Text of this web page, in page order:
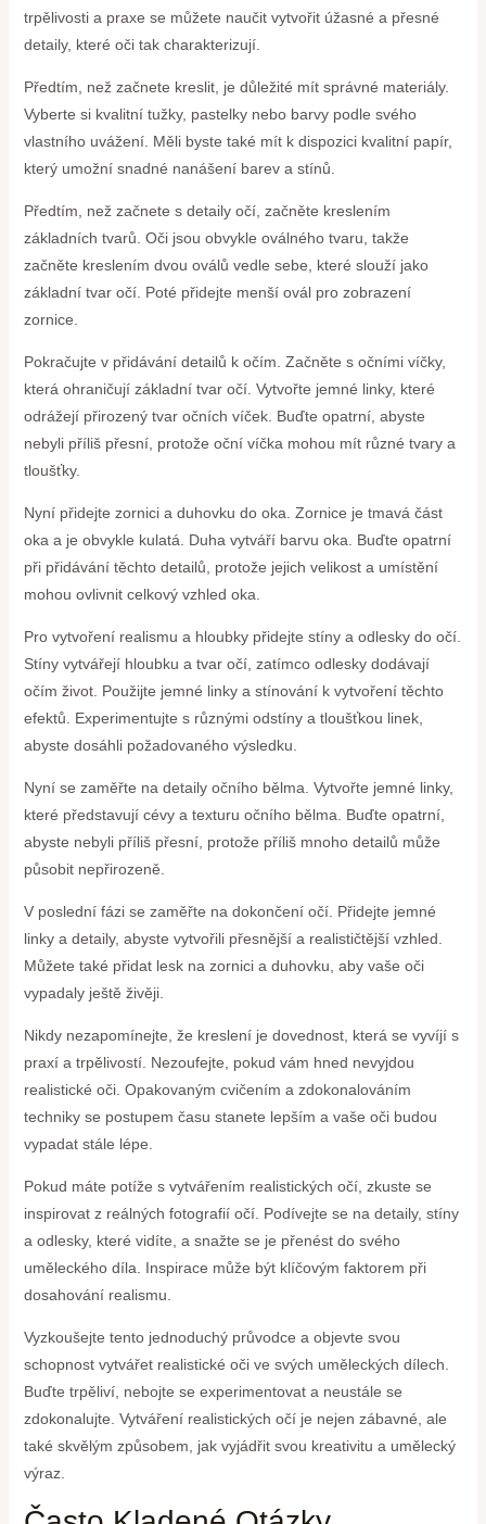
trpělivosti a praxe se můžete naučit vytvořit úžasné a přesné
detaily, které oči tak charakterizují.
Předtím, než začnete kreslit, je důležité mít správné materiály.
Vyberte si kvalitní tužky, pastelky nebo barvy podle svého
vlastního uvážení. Měli byste také mít k dispozici kvalitní papír,
který umožní snadné nanášení barev a stínů.
Předtím, než začnete s detaily očí, začněte kreslením
základních tvarů. Oči jsou obvykle oválného tvaru, takže
začněte kreslením dvou oválů vedle sebe, které slouží jako
základní tvar očí. Poté přidejte menší ovál pro zobrazení
zornice.
Pokračujte v přidávání detailů k očím. Začněte s očními víčky,
která ohraničují základní tvar očí. Vytvořte jemné linky, které
odrážejí přirozený tvar očních víček. Buďte opatrní, abyste
nebyli příliš přesní, protože oční víčka mohou mít různé tvary a
tloušťky.
Nyní přidejte zornici a duhovku do oka. Zornice je tmavá část
oka a je obvykle kulatá. Duha vytváří barvu oka. Buďte opatrní
při přidávání těchto detailů, protože jejich velikost a umístění
mohou ovlivnit celkový vzhled oka.
Pro vytvoření realismu a hloubky přidejte stíny a odlesky do očí.
Stíny vytvářejí hloubku a tvar očí, zatímco odlesky dodávají
očím život. Použijte jemné linky a stínování k vytvoření těchto
efektů. Experimentujte s různými odstíny a tloušťkou linek,
abyste dosáhli požadovaného výsledku.
Nyní se zaměřte na detaily očního bělma. Vytvořte jemné linky,
které představují cévy a texturu očního bělma. Buďte opatrní,
abyste nebyli příliš přesní, protože příliš mnoho detailů může
působit nepřirozeně.
V poslední fázi se zaměřte na dokončení očí. Přidejte jemné
linky a detaily, abyste vytvořili přesnější a realističtější vzhled.
Můžete také přidat lesk na zornici a duhovku, aby vaše oči
vypadaly ještě živěji.
Nikdy nezapomínejte, že kreslení je dovednost, která se vyvíjí s
praxí a trpělivostí. Nezoufejte, pokud vám hned nevyjdou
realistické oči. Opakovaným cvičením a zdokonalováním
techniky se postupem času stanete lepším a vaše oči budou
vypadat stále lépe.
Pokud máte potíže s vytvářením realistických očí, zkuste se
inspirovat z reálných fotografií očí. Podívejte se na detaily, stíny
a odlesky, které vidíte, a snažte se je přenést do svého
uměleckého díla. Inspirace může být klíčovým faktorem při
dosahování realismu.
Vyzkoušejte tento jednoduchý průvodce a objevte svou
schopnost vytvářet realistické oči ve svých uměleckých dílech.
Buďte trpěliví, nebojte se experimentovat a neustále se
zdokonalujte. Vytváření realistických očí je nejen zábavné, ale
také skvělým způsobem, jak vyjádřit svou kreativitu a umělecký
výraz.